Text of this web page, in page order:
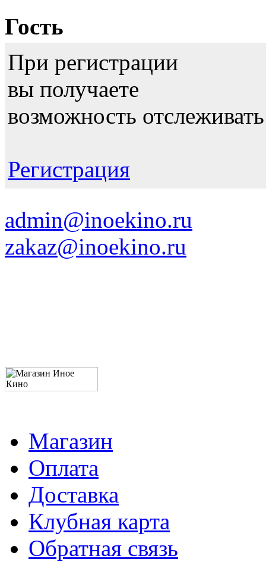
Гость
При регистрации
вы получаете
возможность
Регистрация
admin@inoekino.ru
zakaz@inoekino.ru
Магазин
Оплата
Доставка
Клубная карта
Обратная связь